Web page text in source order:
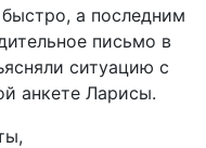
а последним
письмо в
ситуацию с
анкете Ларисы.